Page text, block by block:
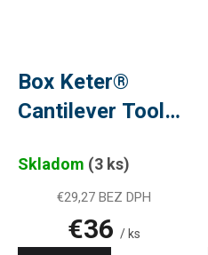
Box Keter®
Cantilever Tool
56x31x24 cm, na
náradie
Skladom (3 ks)
€29,27 BEZ DPH
€36 / ks